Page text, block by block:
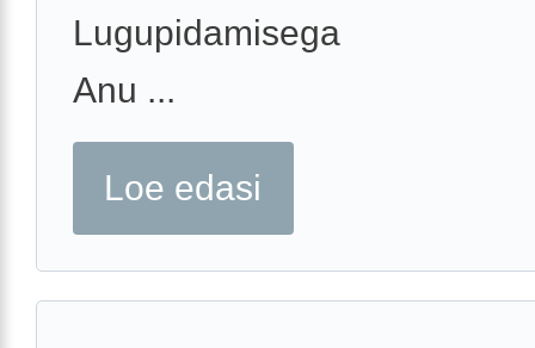
Lugupidamisega
Anu ...
Loe edasi